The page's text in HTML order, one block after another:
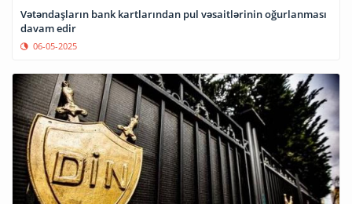
Vətəndaşların bank kartlarından pul vəsaitlərinin oğurlanması
davam edir
06-05-2025